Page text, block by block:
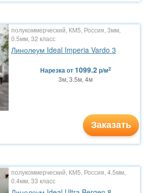
полукоммерческий, КМ5, Россия, 3мм,
0.5мм, 32 класс
Линолеум Ideal Imperia Vardo 3
Нарезкаот 1099.2р/м2
3м, 3.5м, 4м
Заказать
полукоммерческий, КМ5, Россия, 4.5мм,
0.4мм, 33 класс